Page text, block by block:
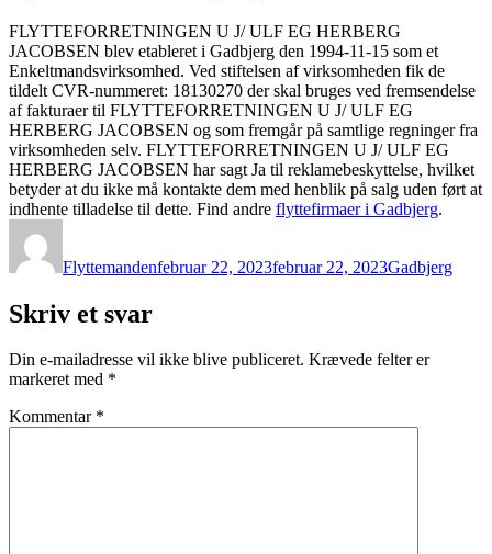
FLYTTEFORRETNINGEN U J/ ULF EG HERBERG
JACOBSEN blev etableret i Gadbjerg den 1994-11-15 som et
Enkeltmandsvirksomhed. Ved stiftelsen af virksomheden fik de
tildelt CVR-nummeret: 18130270 der skal bruges ved fremsendelse
af fakturaer til FLYTTEFORRETNINGEN U J/ ULF EG
HERBERG JACOBSEN og som fremgår på samtlige regninger fra
virksomheden selv. FLYTTEFORRETNINGEN U J/ ULF EG
HERBERG JACOBSEN har sagt Ja til reklamebeskyttelse, hvilket
betyder at du ikke må kontakte dem med henblik på salg uden ført at
indhente tilladelse til dette. Find andre flyttefirmaer i Gadbjerg.
Flyttemandenfebruar 22, 2023februar 22, 2023Gadbjerg
Skriv et svar
Din e-mailadresse vil ikke blive publiceret. Krævede felter er
markeret med *
Kommentar *